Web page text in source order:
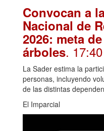
Convocan a
Nacional de
2026: meta
árboles. 17:40
La Sader estima la
personas, incluyendo
de las distintas
El Imparcial